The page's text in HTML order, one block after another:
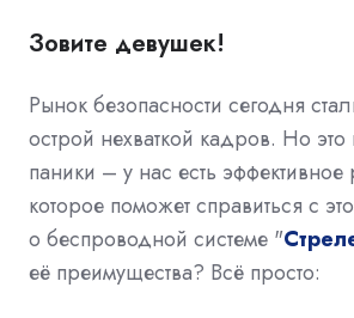
Зовите девушек!
Рынок безопасности сегодня
острой нехваткой кадров. Но
паники – у нас есть
которое поможет справиться с
о беспроводной системе "
её преимущества? Всё просто: